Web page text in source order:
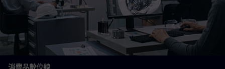
消費品數位線